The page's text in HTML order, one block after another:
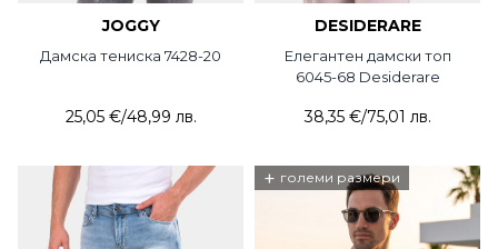
JOGGY
Дамска тениска 7428-20
25,05 €/48,99 лв.
DESIDERARE
Елегантен дамски топ
6045-68 Desiderare
38,35 €/75,01 лв.
+ големи размери